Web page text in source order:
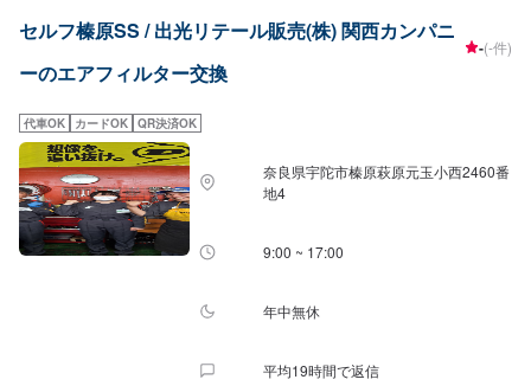
セルフ榛原SS / 出光リテール販売(株) 関西カンパニ
ーのエアフィルター交換
-(-件)
代車OK カードOK QR決済OK
奈良県宇陀市榛原萩原元玉小西2460番
地4
9:00 ~ 17:00
年中無休
平均19時間で返信